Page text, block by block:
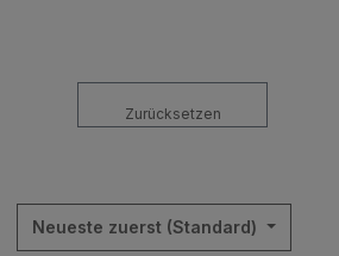
Zurücksetzen
Neueste zuerst (Standard)